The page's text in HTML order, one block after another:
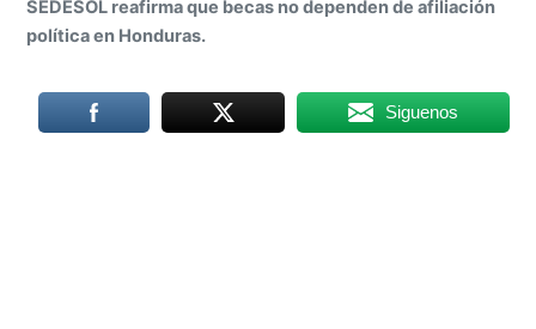
SEDESOL reafirma que becas no dependen de afiliación
política en Honduras.
Siguenos